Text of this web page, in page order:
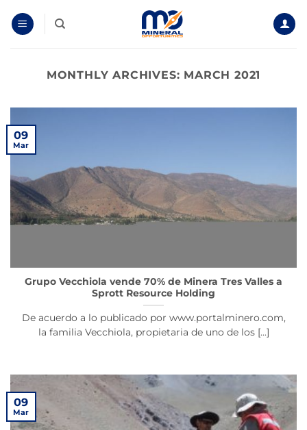
MONTHLY ARCHIVES: MARCH 2021
Grupo Vecchiola vende 70% de Minera Tres Valles a
Sprott Resource Holding
De acuerdo a lo publicado por www.portalminero.com,
la familia Vecchiola, propietaria de uno de los [...]
09
Mar
09
Mar